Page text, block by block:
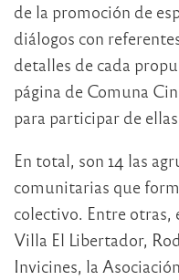
de la promoción de
diálogos con
detalles de cada
página de Comuna
para participar de
En total, son 14 las
comunitarias que
colectivo. Entre otras,
Villa El Libertador,
Invicines, la